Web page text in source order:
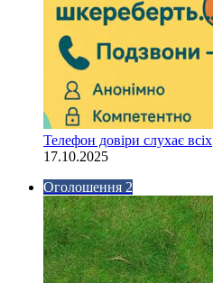
Телефон довіри слухає всіх
17.10.2025
Оголошення 2